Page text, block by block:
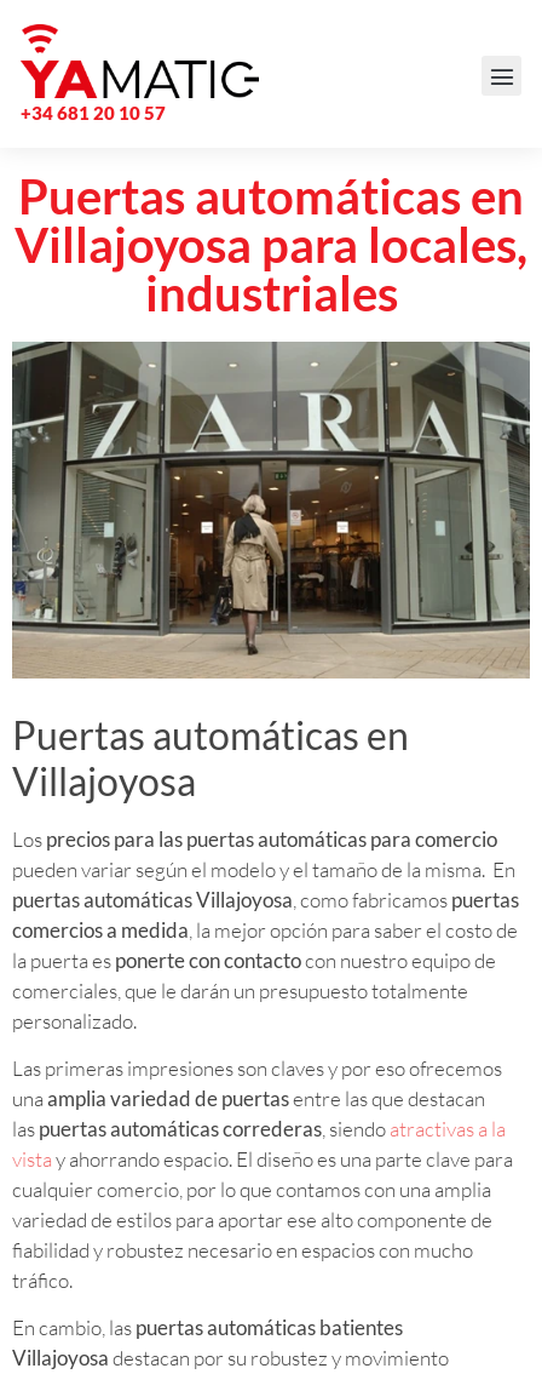
+34 681 20 10 57
Puertas automáticas en
Villajoyosa para locales,
industriales
Puertas automáticas en
Villajoyosa
Losprecios para las puertas automáticas para comercio
pueden variar según el modelo y el tamaño de la misma. En
puertas automáticas Villajoyosa , como fabricamospuertas
comercios a medida , la mejor opción para saber el costo de
la puerta esponerte con contactocon nuestro equipo de
comerciales, que le darán un presupuesto totalmente
personalizado.
Las primeras impresiones son claves y por eso ofrecemos
unaamplia variedad de puertasentre las que destacan
laspuertas automáticas correderas , siendoatractivas a la
vistay ahorrando espacio. El diseño es una parte clave para
cualquier comercio, por lo que contamos con una amplia
variedad de estilos para aportar ese alto componente de
fiabilidad y robustez necesario en espacios con mucho
tráfico.
En cambio, laspuertas automáticas batientes
Villajoyosadestacan por su robustez y movimiento